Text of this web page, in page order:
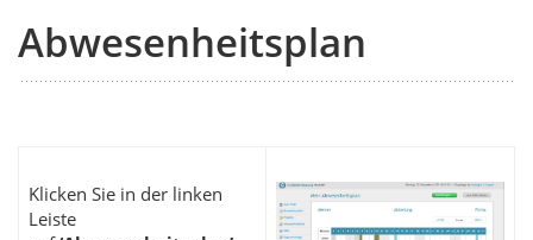
Abwesenheitsplan
Klicken Sie in der linken
Leiste